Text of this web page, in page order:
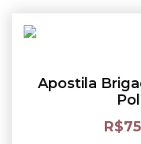
Apostila
R$